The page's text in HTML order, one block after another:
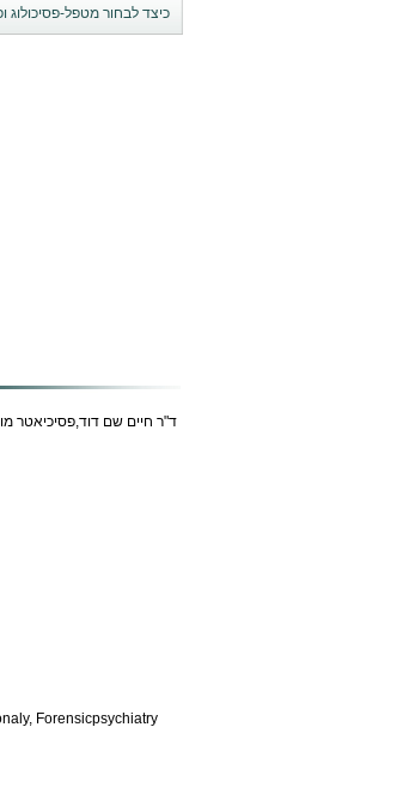
כיצד לבחור מטפל-פסיכולוג
ד"ר חיים שם דוד,פסיכיאטר
Forensicpsychiatry